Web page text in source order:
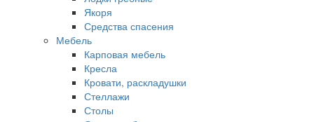
Якоря
Средства спасения
Мебель
Карповая мебель
Кресла
Кровати, раскладушки
Стеллажи
Столы